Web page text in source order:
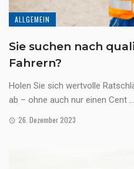
ALLGEMEIN
Sie suchen nach
Fahrern?
Holen Sie sich wertvolle
ab – ohne auch nur einen Cent ...
26. Dezember 2023